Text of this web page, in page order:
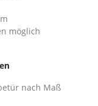
möglich
nach Maß